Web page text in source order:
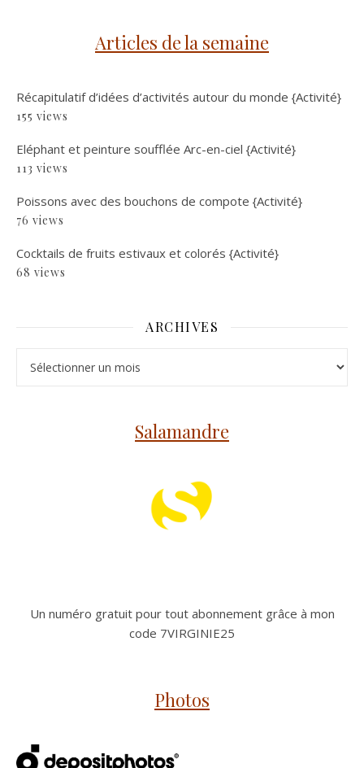
Articles de la semaine
Récapitulatif d’idées d’activités autour du monde {Activité}
155 views
Eléphant et peinture soufflée Arc-en-ciel {Activité}
113 views
Poissons avec des bouchons de compote {Activité}
76 views
Cocktails de fruits estivaux et colorés {Activité}
68 views
ARCHIVES
Salamandre
Un numéro gratuit pour tout abonnement grâce à mon
code 7VIRGINIE25
Photos